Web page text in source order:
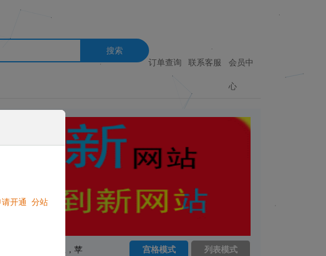
搜索
订单查询
联系客服 会员中
心
白龙，苹果云卫，苹
宫格模式 列表模式
请开通 分站